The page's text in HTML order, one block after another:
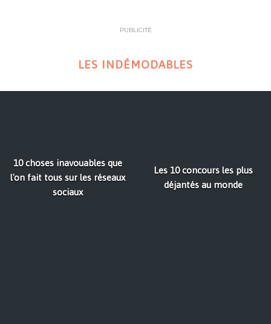
PUBLICITÉ
LES INDÉMODABLES
10 choses inavouables que
l'on fait tous sur les réseaux
sociaux
Les 10 concours les plus
déjantés au monde